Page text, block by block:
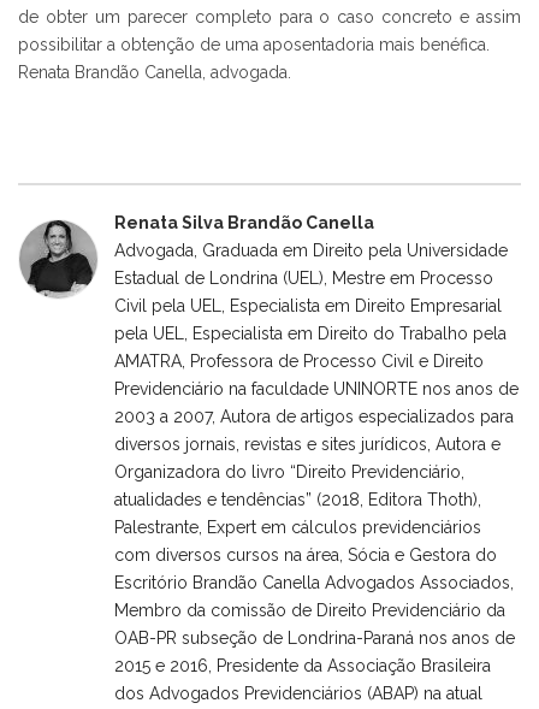
de obter um parecer completo para o caso concreto e assim
possibilitar a obtenção de uma aposentadoria mais benéfica.
Renata Brandão Canella, advogada.
Renata Silva Brandão Canella
Advogada, Graduada em Direito pela Universidade
Estadual de Londrina (UEL), Mestre em Processo
Civil pela UEL, Especialista em Direito Empresarial
pela UEL, Especialista em Direito do Trabalho pela
AMATRA, Professora de Processo Civil e Direito
Previdenciário na faculdade UNINORTE nos anos de
2003 a 2007, Autora de artigos especializados para
diversos jornais, revistas e sites jurídicos, Autora e
Organizadora do livro “Direito Previdenciário,
atualidades e tendências” (2018, Editora Thoth),
Palestrante, Expert em cálculos previdenciários
com diversos cursos na área, Sócia e Gestora do
Escritório Brandão Canella Advogados Associados,
Membro da comissão de Direito Previdenciário da
OAB-PR subseção de Londrina-Paraná nos anos de
2015 e 2016, Presidente da Associação Brasileira
dos Advogados Previdenciários (ABAP) na atual